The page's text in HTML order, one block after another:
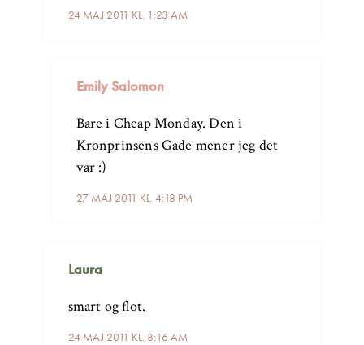
24 MAJ 2011 KL. 1:23 AM
Emily Salomon
27 MAJ 2011 KL. 4:18 PM
Bare i Cheap Monday. Den i
Kronprinsens Gade mener jeg det
var :)
Laura
24 MAJ 2011 KL. 8:16 AM
smart og flot.